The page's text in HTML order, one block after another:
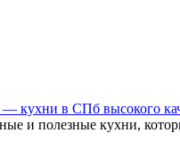
кухни в СПб высокого
и полезные кухни,